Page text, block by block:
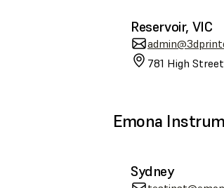
Reservoir, VIC
781 High
Emona
Sydney